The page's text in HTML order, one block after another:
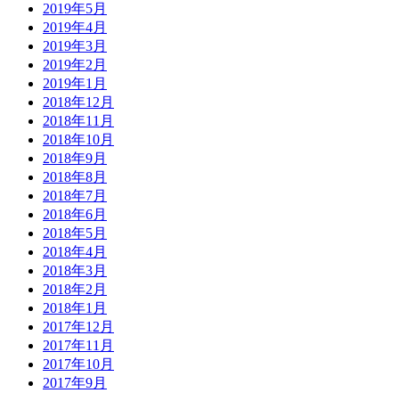
2019年5月
2019年4月
2019年3月
2019年2月
2019年1月
2018年12月
2018年11月
2018年10月
2018年9月
2018年8月
2018年7月
2018年6月
2018年5月
2018年4月
2018年3月
2018年2月
2018年1月
2017年12月
2017年11月
2017年10月
2017年9月